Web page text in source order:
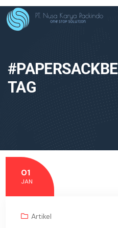
TAG
01
JAN
Artikel